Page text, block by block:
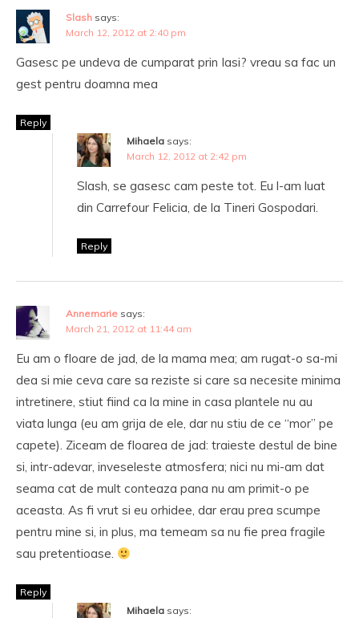
Slash says:
March 12, 2012 at 2:40 pm
Gasesc pe undeva de cumparat prin Iasi? vreau sa fac un
gest pentru doamna mea
Reply
Mihaela says:
March 12, 2012 at 2:42 pm
Slash, se gasesc cam peste tot. Eu l-am luat
din Carrefour Felicia, de la Tineri Gospodari.
Reply
Annemarie says:
March 21, 2012 at 11:44 am
Eu am o floare de jad, de la mama mea; am rugat-o sa-mi
dea si mie ceva care sa reziste si care sa necesite minima
intretinere, stiut fiind ca la mine in casa plantele nu au
viata lunga (eu am grija de ele, dar nu stiu de ce “mor” pe
capete). Ziceam de floarea de jad: traieste destul de bine
si, intr-adevar, inveseleste atmosfera; nici nu mi-am dat
seama cat de mult conteaza pana nu am primit-o pe
aceasta. As fi vrut si eu orhidee, dar erau prea scumpe
pentru mine si, in plus, ma temeam sa nu fie prea fragile
sau pretentioase.
Reply
Mihaela says: